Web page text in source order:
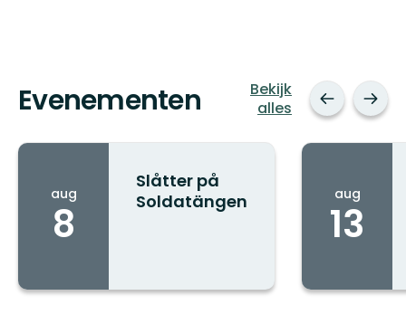
Evenementen
Bekijk
alles
aug
8
Slåtter på
Soldatängen
aug
13